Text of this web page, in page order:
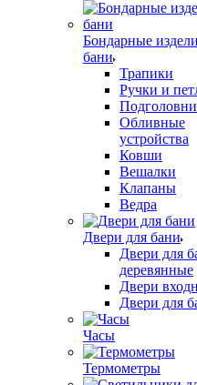
Бондарные
бани
Трапики
Ручки и
Обливные
устройства
Ковши
Вешалки
Клапаны
Ведра
Двери для бани
Двери для
деревянные
Двери
Двери для
Часы
Термометры